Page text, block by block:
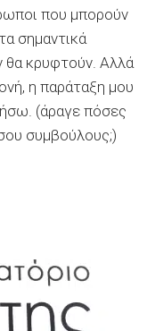
που μπορούν
σημαντικά
θα κρυφτούν. Αλλά
η παράταξη μου
(άραγε πόσες
συμβούλους;)